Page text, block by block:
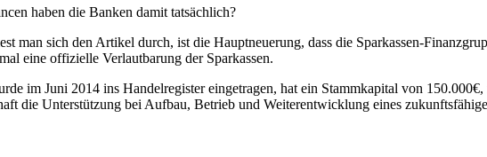
haben die Banken damit tatsächlich?
man sich den Artikel durch, ist die Hauptneuerung, dass die Sparkassen-
eine offizielle Verlautbarung der Sparkassen.
im Juni 2014 ins Handelregister eingetragen, hat ein Stammkapital von
die Unterstützung bei Aufbau, Betrieb und Weiterentwicklung eines